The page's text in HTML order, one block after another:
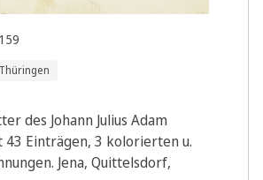
des Johann Julius Adam
Einträgen, 3 kolorierten u.
Jena, Quittelsdorf,